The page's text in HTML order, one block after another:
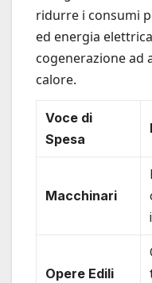
ridurre i consumi
ed energia
cogenerazione ad
calore.
Voce di
Spesa
Macchinari
Opere Edili